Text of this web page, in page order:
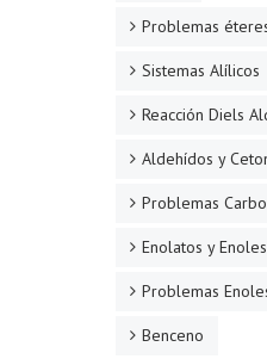
Problemas
Sistemas Alílicos
Reacción Diels
Aldehídos y
Problemas
Enolatos y Enoles
Problemas
Benceno